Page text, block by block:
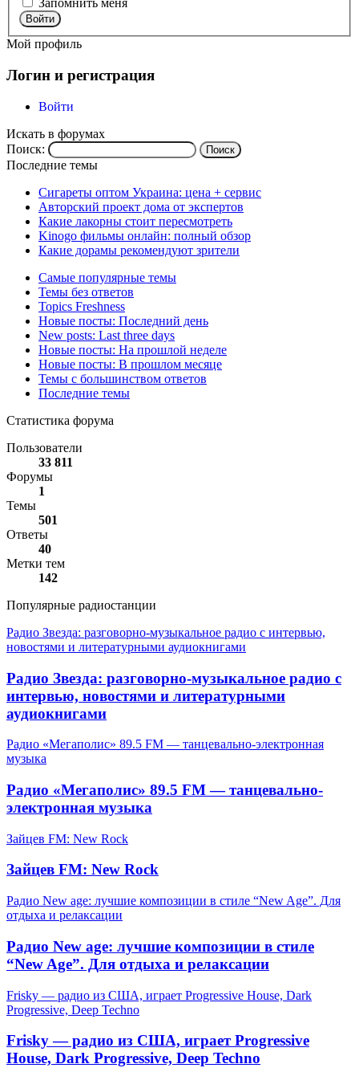
Запомнить меня
Войти
Мой профиль
Логин и регистрация
Войти
Искать в форумах
Поиск:
Последние темы
Сигареты оптом Украина: цена + сервис
Авторский проект дома от экспертов
Какие лакорны стоит пересмотреть
Kinogo фильмы онлайн: полный обзор
Какие дорамы рекомендуют зрители
Самые популярные темы
Темы без ответов
Topics Freshness
Новые посты: Последний день
New posts: Last three days
Новые посты: На прошлой неделе
Новые посты: В прошлом месяце
Темы с большинством ответов
Последние темы
Статистика форума
Пользователи
33 811
Форумы
1
Темы
501
Ответы
40
Метки тем
142
Популярные радиостанции
Радио Звезда: разговорно-музыкальное радио с интервью,
новостями и литературными аудиокнигами
Радио Звезда: разговорно-музыкальное радио с
интервью, новостями и литературными
аудиокнигами
Радио «Мегаполис» 89.5 FM — танцевально-электронная
музыка
Радио «Мегаполис» 89.5 FM — танцевально-
электронная музыка
Зайцев FM: New Rock
Зайцев FM: New Rock
Радио New age: лучшие композиции в стиле “New Age”. Для
отдыха и релаксации
Радио New age: лучшие композиции в стиле
“New Age”. Для отдыха и релаксации
Frisky — радио из США, играет Progressive House, Dark
Progressive, Deep Techno
Frisky — радио из США, играет Progressive
House, Dark Progressive, Deep Techno